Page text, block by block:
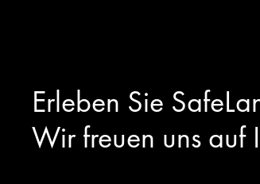
Erleben Sie
Wir freuen uns auf